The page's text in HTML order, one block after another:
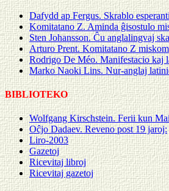
Dafydd ap Fergus. Skrablo
Komitatano Z. Aminda ĝisostulo
Sten Johansson. Ĉu anglalingvaj
Arturo Prent. Komitatano Z
Rodrigo De Méo. Manifestacio kaj
Marko Naoki Lins. Nur-anglaj
BIBLIOTEKO
Wolfgang Kirschstein. Ferii kun
Oĉjo Dadaev. Reveno post 19 jaroj:
Liro-2003
Gazetoj
Ricevitaj libroj
Ricevitaj gazetoj